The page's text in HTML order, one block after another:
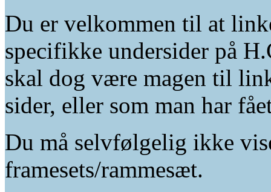
Du er velkommen til at
specifikke undersider på
skal dog være magen til
sider, eller som man har
Du må selvfølgelig ikke
framesets/rammesæt.